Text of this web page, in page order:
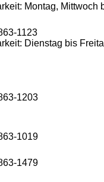
Montag, Mittwoch
1123
Dienstag bis
1203
1019
1479